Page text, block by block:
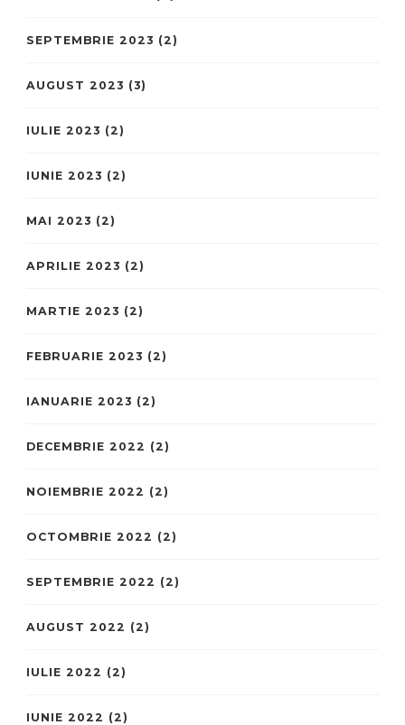
SEPTEMBRIE 2023 (2)
AUGUST 2023 (3)
IULIE 2023 (2)
IUNIE 2023 (2)
MAI 2023 (2)
APRILIE 2023 (2)
MARTIE 2023 (2)
FEBRUARIE 2023 (2)
IANUARIE 2023 (2)
DECEMBRIE 2022 (2)
NOIEMBRIE 2022 (2)
OCTOMBRIE 2022 (2)
SEPTEMBRIE 2022 (2)
AUGUST 2022 (2)
IULIE 2022 (2)
IUNIE 2022 (2)